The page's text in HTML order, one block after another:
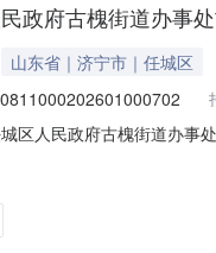
政府古槐街道办事
山东省｜济宁市｜任城区
区人民政府古槐街道办事
复印纸济宁达丰电子科